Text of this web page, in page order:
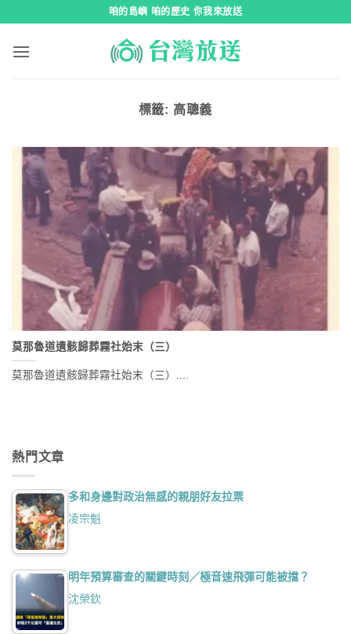
咱的島嶼 咱的歷史 你我來放送
標籤: 高聰義
莫那魯道遺骸歸葬霧社始末（三）
莫那魯道遺骸歸葬霧社始末（三）....
熱門文章
多和身邊對政治無感的親朋好友拉票
凌宗魁
明年預算審查的關鍵時刻／極音速飛彈可能被擋？
沈榮欽